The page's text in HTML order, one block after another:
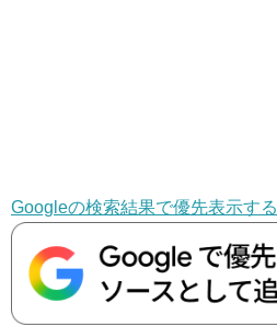
Googleの検索結果で優先表示する